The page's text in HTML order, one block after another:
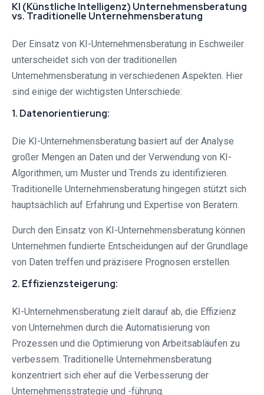
KI (Künstliche Intelligenz) Unternehmensberatung
vs. Traditionelle Unternehmensberatung
Der Einsatz von KI-Unternehmensberatung in Eschweiler
unterscheidet sich von der traditionellen
Unternehmensberatung in verschiedenen Aspekten. Hier
sind einige der wichtigsten Unterschiede:
1. Datenorientierung:
Die KI-Unternehmensberatung basiert auf der Analyse
großer Mengen an Daten und der Verwendung von KI-
Algorithmen, um Muster und Trends zu identifizieren.
Traditionelle Unternehmensberatung hingegen stützt sich
hauptsächlich auf Erfahrung und Expertise von Beratern.
Durch den Einsatz von KI-Unternehmensberatung können
Unternehmen fundierte Entscheidungen auf der Grundlage
von Daten treffen und präzisere Prognosen erstellen.
2. Effizienzsteigerung:
KI-Unternehmensberatung zielt darauf ab, die Effizienz
von Unternehmen durch die Automatisierung von
Prozessen und die Optimierung von Arbeitsabläufen zu
verbessern. Traditionelle Unternehmensberatung
konzentriert sich eher auf die Verbesserung der
Unternehmensstrategie und -führung.